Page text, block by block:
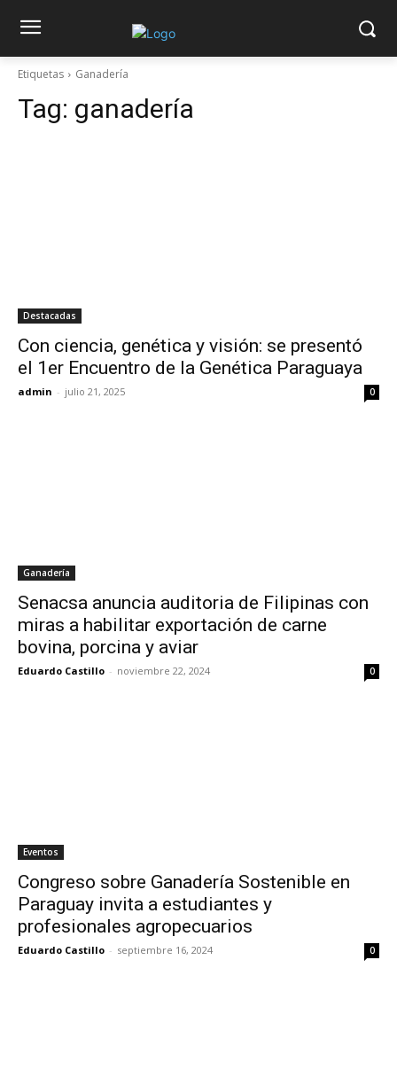
Etiquetas Ganadería
Tag: ganadería
Destacadas
Con ciencia, genética y visión: se presentó
el 1er Encuentro de la Genética Paraguaya
admin - julio 21, 2025 0
Ganadería
Senacsa anuncia auditoria de Filipinas con
miras a habilitar exportación de carne
bovina, porcina y aviar
Eduardo Castillo - noviembre 22, 2024 0
Eventos
Congreso sobre Ganadería Sostenible en
Paraguay invita a estudiantes y
profesionales agropecuarios
Eduardo Castillo - septiembre 16, 2024 0